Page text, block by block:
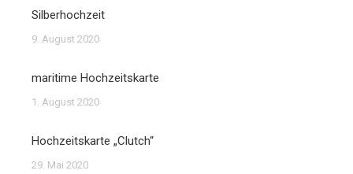
Silberhochzeit
9. August 2020
maritime Hochzeitskarte
1. August 2020
Hochzeitskarte „Clutch“
29. Mai 2020